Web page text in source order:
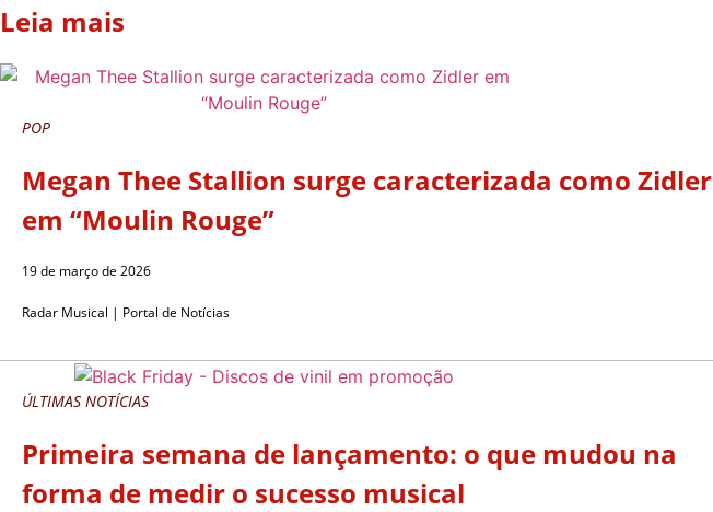
Leia mais
POP
Megan Thee Stallion surge caracterizada como Zidler
em “Moulin Rouge”
19 de março de 2026
Radar Musical | Portal de Notícias
ÚLTIMAS NOTÍCIAS
Primeira semana de lançamento: o que mudou na
forma de medir o sucesso musical